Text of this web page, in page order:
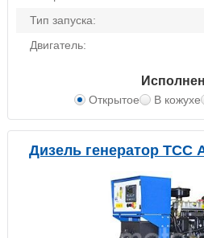
Тип запуска:
Двигатель:
Открытое В кожухе
Дизель генератор ТСС